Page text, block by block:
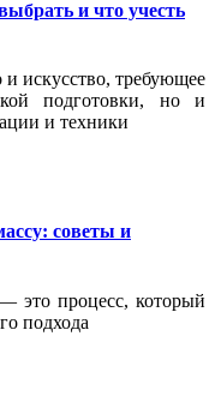
и что учесть
искусство, требующее
подготовки, но и
и техники
советы и
это процесс, который
подхода